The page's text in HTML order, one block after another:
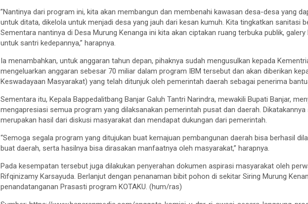
”Nantinya dari program ini, kita akan membangun dan membenahi kawasan desa-desa yang
untuk ditata, dikelola untuk menjadi desa yang jauh dari kesan kumuh. Kita tingkatkan sanitasi
Sementara nantinya di Desa Murung Kenanga ini kita akan ciptakan ruang terbuka publik,
untuk santri kedepannya,” harapnya.
Ia menambahkan, untuk anggaran tahun depan, pihaknya sudah mengusulkan kepada
mengeluarkan anggaran sebesar 70 miliar dalam program IBM tersebut dan akan diberikan
Keswadayaan Masyarakat) yang telah ditunjuk oleh pemerintah daerah sebagai penerima
Sementara itu, Kepala Bappedalitbang Banjar Galuh Tantri Narindra, mewakili Bupati Banjar,
mengapresiasi semua program yang dilaksanakan pemerintah pusat dan daerah.
merupakan hasil dari diskusi masyarakat dan mendapat dukungan dari pemerintah.
“Semoga segala program yang ditujukan buat kemajuan pembangunan daerah bisa berhasil
buat daerah, serta hasilnya bisa dirasakan manfaatnya oleh masyarakat,” harapnya.
Pada kesempatan tersebut juga dilakukan penyerahan dokumen aspirasi masyarakat oleh
Rifqinizamy Karsayuda. Berlanjut dengan penanaman bibit pohon di sekitar Siring Murung
penandatanganan Prasasti program KOTAKU. (hum/ras)